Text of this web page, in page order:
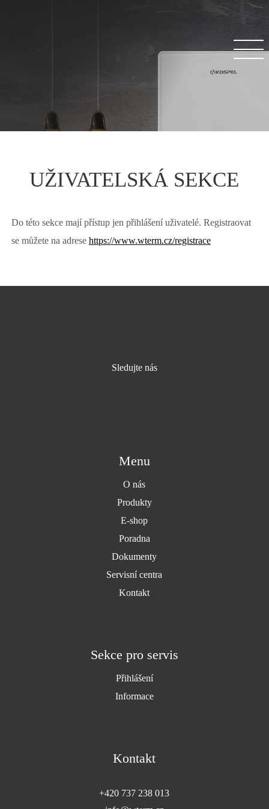
UŽIVATELSKÁ SEKCE
Do této sekce mají přístup jen přihlášení uživatelé. Registraovat
se můžete na adrese https://www.wterm.cz/registrace
Sledujte nás
Menu
O nás
Produkty
E-shop
Poradna
Dokumenty
Servisní centra
Kontakt
Sekce pro servis
Přihlášení
Informace
Kontakt
+420 737 238 013